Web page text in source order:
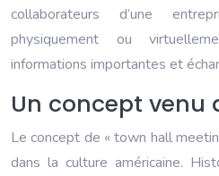
collaborateurs d’une
physiquement ou
informations importantes et
Un concept venu
Le concept de « town hall
dans la culture américaine.